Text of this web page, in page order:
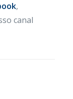
,
canal